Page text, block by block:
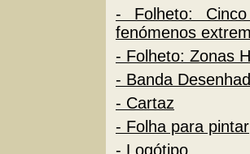
- Folheto:
fenómenos
- Folheto: Zonas
- Banda
- Cartaz
- Folha para pintar
- Logótipo